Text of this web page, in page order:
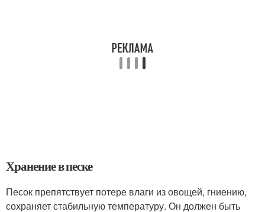
Хранение в песке
Песок препятствует потере влаги из овощей, гниению,
сохраняет стабильную температуру. Он должен быть